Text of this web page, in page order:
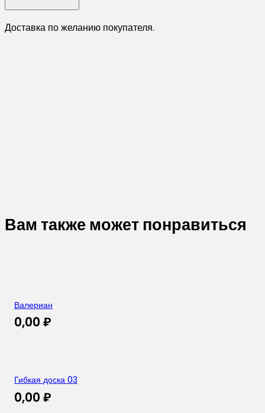
Доставка по желанию покупателя.
Вам также может понравиться
Валериан
0,00 ₽
Гибкая доска 03
0,00 ₽